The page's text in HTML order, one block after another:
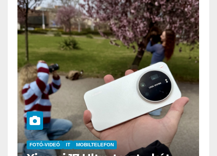
FOTÓ-VIDEÓ IT MOBILTELEFON